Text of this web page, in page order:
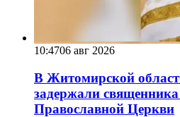
10:4706 авг 2026
В Житомирской
задержали
Православной Церкви